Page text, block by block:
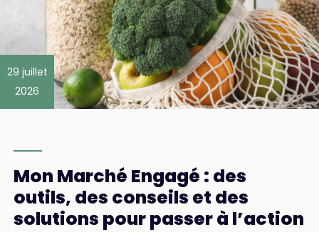
29 juillet
2026
Mon Marché Engagé : des
outils, des conseils et des
solutions pour passer à l’action